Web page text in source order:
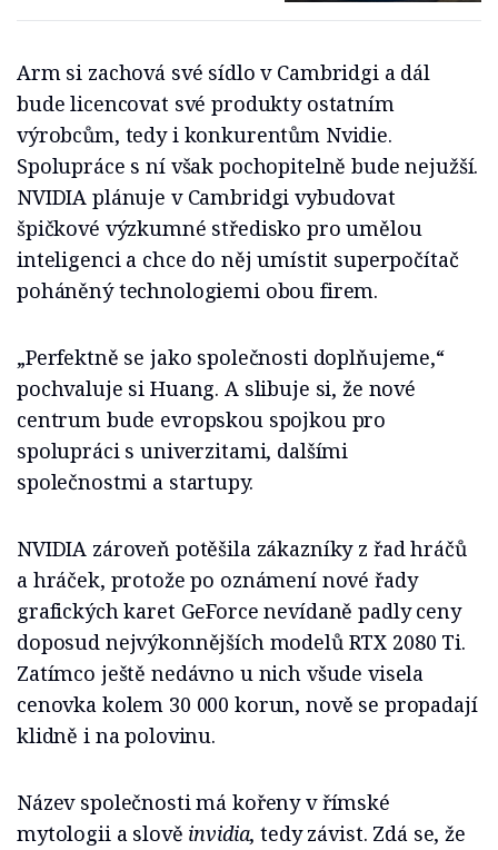
Arm si zachová své sídlo v Cambridgi a dál
bude licencovat své produkty ostatním
výrobcům, tedy i konkurentům Nvidie.
Spolupráce s ní však pochopitelně bude nejužší.
NVIDIA plánuje v Cambridgi vybudovat
špičkové výzkumné středisko pro umělou
inteligenci a chce do něj umístit superpočítač
poháněný technologiemi obou firem.
„Perfektně se jako společnosti doplňujeme,“
pochvaluje si Huang. A slibuje si, že nové
centrum bude evropskou spojkou pro
spolupráci s univerzitami, dalšími
společnostmi a startupy.
NVIDIA zároveň potěšila zákazníky z řad hráčů
a hráček, protože po oznámení nové řady
grafických karet GeForce nevídaně padly ceny
doposud nejvýkonnějších modelů RTX 2080 Ti.
Zatímco ještě nedávno u nich všude visela
cenovka kolem 30 000 korun, nově se propadají
klidně i na polovinu.
Název společnosti má kořeny v římské
mytologii a slově invidia, tedy závist. Zdá se, že